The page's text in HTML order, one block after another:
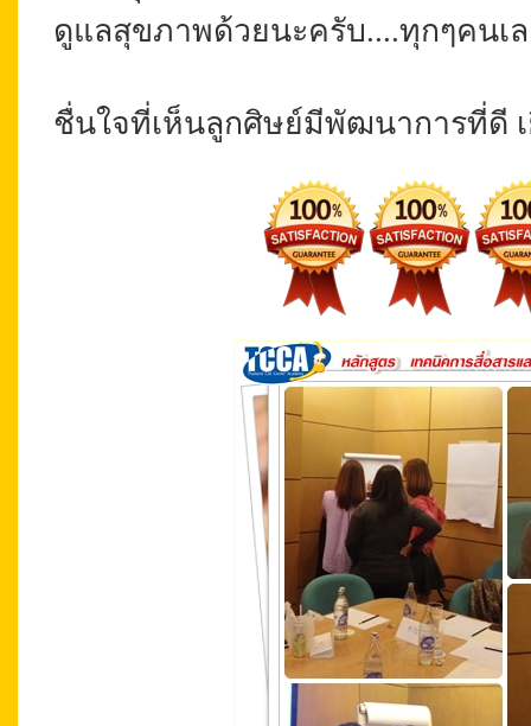
ดูแลสุขภาพด้วยนะครับ....ทุกๆคนเ
ชื่นใจที่เห็นลูกศิษย์มีพัฒนาการที่ดี เ